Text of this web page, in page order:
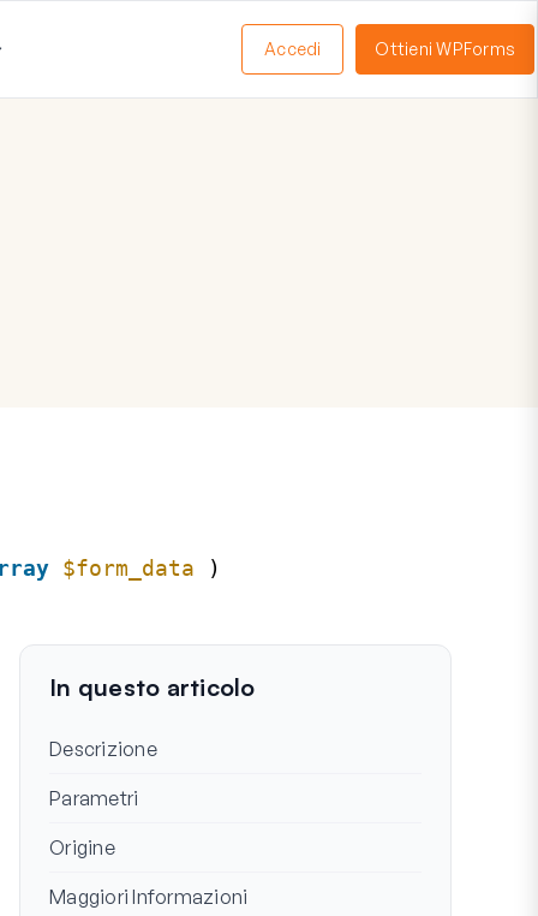
Accedi Ottieni WPForms
$form_data )
In questo articolo
Descrizione
Parametri
Origine
Maggiori Informazioni